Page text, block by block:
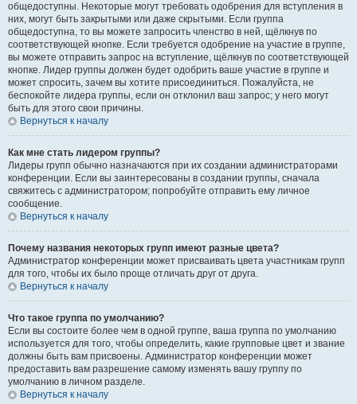
общедоступны. Некоторые могут требовать одобрения для вступления в
них, могут быть закрытыми или даже скрытыми. Если группа
общедоступна, то вы можете запросить членство в ней, щёлкнув по
соответствующей кнопке. Если требуется одобрение на участие в группе,
вы можете отправить запрос на вступление, щёлкнув по соответствующей
кнопке. Лидер группы должен будет одобрить ваше участие в группе и
может спросить, зачем вы хотите присоединиться. Пожалуйста, не
беспокойте лидера группы, если он отклонил ваш запрос; у него могут
быть для этого свои причины.
Вернуться к началу
Как мне стать лидером группы?
Лидеры групп обычно назначаются при их создании администраторами
конференции. Если вы заинтересованы в создании группы, сначала
свяжитесь с администратором; попробуйте отправить ему личное
сообщение.
Вернуться к началу
Почему названия некоторых групп имеют разные цвета?
Администратор конференции может присваивать цвета участникам групп
для того, чтобы их было проще отличать друг от друга.
Вернуться к началу
Что такое группа по умолчанию?
Если вы состоите более чем в одной группе, ваша группа по умолчанию
используется для того, чтобы определить, какие групповые цвет и звание
должны быть вам присвоены. Администратор конференции может
предоставить вам разрешение самому изменять вашу группу по
умолчанию в личном разделе.
Вернуться к началу